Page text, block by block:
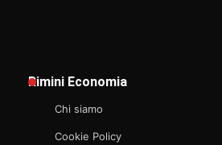
Rimini Economia
Chi siamo
Cookie Policy